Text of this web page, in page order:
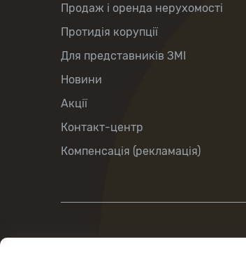
Продаж і оренда нерухомості
Протидія корупції
Для представників ЗМІ
Новини
Акції
Контакт-центр
Компенсація (рекламація)